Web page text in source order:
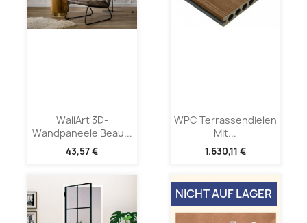
WallArt 3D-
Wandpaneele Beau...
43,57 €
WPC Terrassendielen
Mit...
1.630,11 €
NICHT AUF LAGER